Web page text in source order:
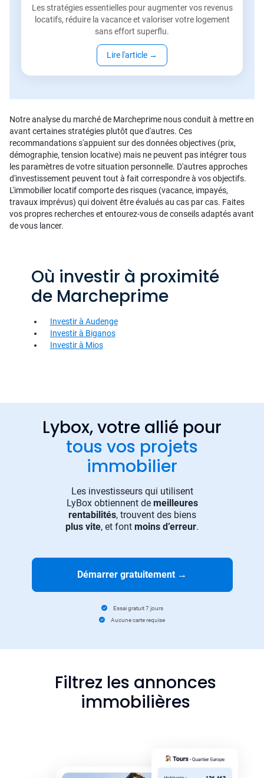
Les stratégies essentielles pour augmenter vos revenus
locatifs, réduire la vacance et valoriser votre logement
sans effort superflu.
Lire l'article →
Notre analyse du marché de Marcheprime nous conduit à mettre en
avant certaines stratégies plutôt que d'autres. Ces
recommandations s'appuient sur des données objectives (prix,
démographie, tension locative) mais ne peuvent pas intégrer tous
les paramètres de votre situation personnelle. D'autres approches
d'investissement peuvent tout à fait correspondre à vos objectifs.
L'immobilier locatif comporte des risques (vacance, impayés,
travaux imprévus) qui doivent être évalués au cas par cas. Faites
vos propres recherches et entourez-vous de conseils adaptés avant
de vous lancer.
Où investir à proximité
de Marcheprime
Investir à Audenge
Investir à Biganos
Investir à Mios
Lybox, votre allié pour
tous vos projets
immobilier
Les investisseurs qui utilisent
LyBox obtiennent de meilleures
rentabilités, trouvent des biens
plus vite, et font moins d’erreur.
Démarrer gratuitement →
Essai gratuit 7 jours
Aucune carte requise
Filtrez les annonces
immobilières